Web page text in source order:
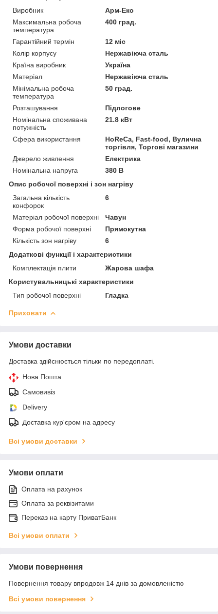
Виробник
Арм-Еко
Максимальна робоча
температура
400 град.
Гарантійний термін
12 міс
Колір корпусу
Нержавіюча сталь
Країна виробник
Україна
Матеріал
Нержавіюча сталь
Мінімальна робоча
температура
50 град.
Розташування
Підлогове
Номінальна споживана
потужність
21.8 кВт
Сфера використання
HoReCa, Fast-food, Вулична
торгівля, Торгові магазини
Джерело живлення
Електрика
Номінальна напруга
380 В
Опис робочої поверхні і зон нагріву
Загальна кількість
конфорок
6
Матеріал робочої поверхні
Чавун
Форма робочої поверхні
Прямокутна
Кількість зон нагріву
6
Додаткові функції і характеристики
Комплектація плити
Жарова шафа
Користувальницькі характеристики
Тип робочої поверхні
Гладка
Приховати
Умови доставки
Доставка здійснюється тільки по передоплаті.
Нова Пошта
Самовивіз
Delivery
Доставка кур'єром на адресу
Всі умови доставки
Умови оплати
Оплата на рахунок
Оплата за реквізитами
Переказ на карту ПриватБанк
Всі умови оплати
Умови повернення
Повернення товару впродовж 14 днів за домовленістю
Всі умови повернення